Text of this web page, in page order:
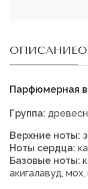
ОПИСАНИЕ
Парфюмерная
Группа:
Верхние ноты:
Ноты сердца:
Базовые ноты:
акигалавуд,